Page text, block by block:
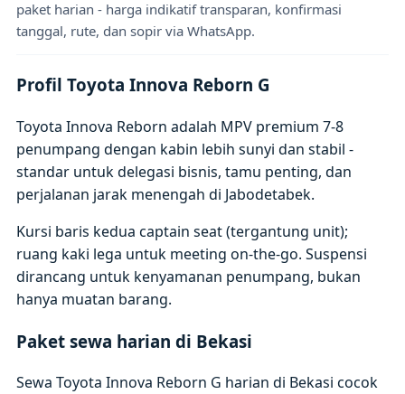
paket harian - harga indikatif transparan, konfirmasi
tanggal, rute, dan sopir via WhatsApp.
Profil Toyota Innova Reborn G
Toyota Innova Reborn adalah MPV premium 7-8
penumpang dengan kabin lebih sunyi dan stabil -
standar untuk delegasi bisnis, tamu penting, dan
perjalanan jarak menengah di Jabodetabek.
Kursi baris kedua captain seat (tergantung unit);
ruang kaki lega untuk meeting on-the-go. Suspensi
dirancang untuk kenyamanan penumpang, bukan
hanya muatan barang.
Paket sewa harian di Bekasi
Sewa Toyota Innova Reborn G harian di Bekasi cocok